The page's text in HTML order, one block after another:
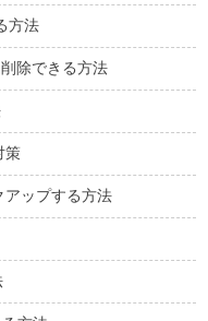
方法
除できる方法
策
アップする方法